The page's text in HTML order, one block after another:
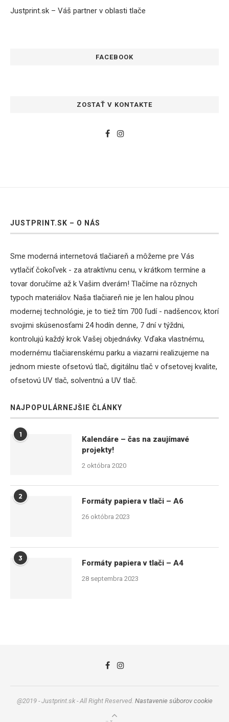
Justprint.sk – Váš partner v oblasti tlače
FACEBOOK
ZOSTAŤ V KONTAKTE
JUSTPRINT.SK – O NÁS
Sme moderná internetová tlačiareň a môžeme pre Vás
vytlačiť čokoľvek - za atraktívnu cenu, v krátkom termíne a
tovar doručíme až k Vašim dverám! Tlačíme na rôznych
typoch materiálov. Naša tlačiareň nie je len halou plnou
modernej technológie, je to tiež tím 700 ľudí - nadšencov, ktorí
svojimi skúsenosťami 24 hodín denne, 7 dní v týždni,
kontrolujú každý krok Vašej objednávky. Vďaka vlastnému,
modernému tlačiarenskému parku a viazarni realizujeme na
jednom mieste ofsetovú tlač, digitálnu tlač v ofsetovej kvalite,
ofsetovú UV tlač, solventnú a UV tlač.
NAJPOPULÁRNEJŠIE ČLÁNKY
1
Kalendáre – čas na zaujímavé
projekty!
2 októbra 2020
2
Formáty papiera v tlači – A6
26 októbra 2023
3
Formáty papiera v tlači – A4
28 septembra 2023
@2019 - Justprint.sk - All Right Reserved. Nastavenie súborov cookie